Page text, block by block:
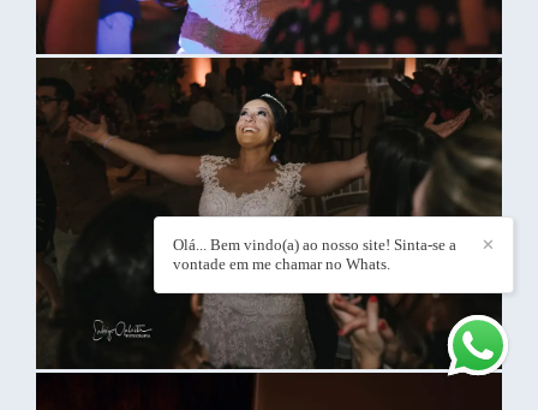
✕
Olá... Bem vindo(a) ao nosso site! Sinta-se a
vontade em me chamar no Whats.